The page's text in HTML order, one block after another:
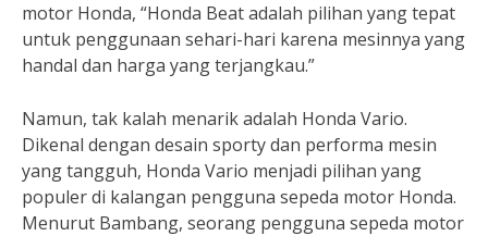
motor Honda, “Honda Beat adalah pilihan yang tepat
untuk penggunaan sehari-hari karena mesinnya yang
handal dan harga yang terjangkau.”
Namun, tak kalah menarik adalah Honda Vario.
Dikenal dengan desain sporty dan performa mesin
yang tangguh, Honda Vario menjadi pilihan yang
populer di kalangan pengguna sepeda motor Honda.
Menurut Bambang, seorang pengguna sepeda motor